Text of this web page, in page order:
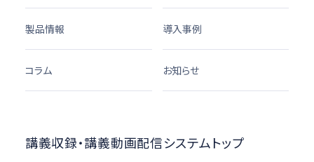
製品情報 導入事例
コラム お知らせ
講義収録・講義動画配信システムトップ